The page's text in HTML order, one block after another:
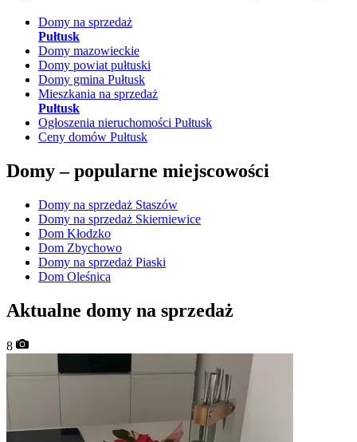
Domy na sprzedaż
Pułtusk
Domy mazowieckie
Domy powiat pułtuski
Domy gmina Pułtusk
Mieszkania na sprzedaż
Pułtusk
Ogłoszenia nieruchomości Pułtusk
Ceny domów Pułtusk
Domy –popularne miejscowości
Domy na sprzedaż Staszów
Domy na sprzedaż Skierniewice
Dom Kłodzko
Dom Zbychowo
Domy na sprzedaż Piaski
Dom Oleśnica
Aktualne domy na sprzedaż
8